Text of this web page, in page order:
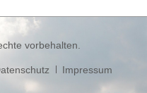
vorbehalten.
Impressum